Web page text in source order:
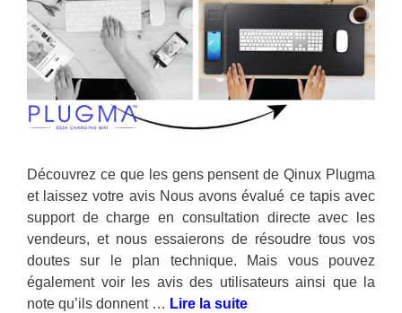
Découvrez ce que les gens pensent de Qinux Plugma
et laissez votre avis Nous avons évalué ce tapis avec
support de charge en consultation directe avec les
vendeurs, et nous essaierons de résoudre tous vos
doutes sur le plan technique. Mais vous pouvez
également voir les avis des utilisateurs ainsi que la
note qu’ils donnent … Lire la suite